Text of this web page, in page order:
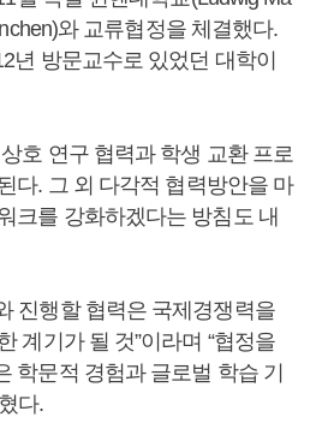
와 교류협정을 체결했다.
년 방문교수로 있었던 대학이
호 연구 협력과 학생 교환 프로
다. 그 외 다각적 협력방안을 마
크를 강화하겠다는 방침도 내
진행할 협력은 국제경쟁력을
계기가 될 것”이라며 “협정을
학문적 경험과 글로벌 학습 기
다.